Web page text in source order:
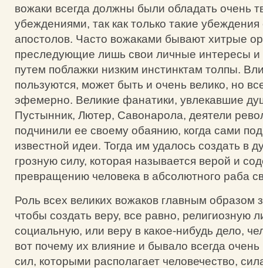
вожаки всегда должны были обладать очень
убеждениями, так как только такие
апостолов. Часто вожаками бывают хитрые
преследующие лишь свои личные интересы
путем поблажки низким инстинктам толпы.
пользуются, может быть и очень велико, но
эфемерно. Великие фанатики, увлекавшие
Пустынник, Лютер, Савонарола, деятели
подчинили ее своему обаянию, когда сами
известной идеи. Тогда им удалось создать в
грозную силу, которая называется верой и
превращению человека в абсолютного раба
Роль всех великих вожаков главным образом
чтобы создать веру, все равно, религиозную
социальную, или веру в какое-нибудь дело,
вот почему их влияние и бывало всегда очень
сил, которыми располагает человечество,